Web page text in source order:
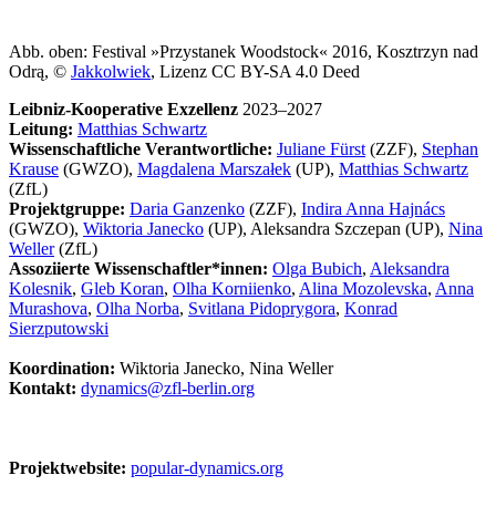
Abb. oben: Festival »Przystanek Woodstock« 2016, Kosztrzyn nad
Odrą, © Jakkolwiek, Lizenz CC BY-SA 4.0 Deed
Leibniz-Kooperative Exzellenz 2023–2027
Leitung: Matthias Schwartz
Wissenschaftliche Verantwortliche: Juliane Fürst (ZZF), Stephan
Krause (GWZO), Magdalena Marszałek (UP), Matthias Schwartz
(ZfL)
Projektgruppe: Daria Ganzenko (ZZF), Indira Anna Hajnács
(GWZO), Wiktoria Janecko (UP), Aleksandra Szczepan (UP), Nina
Weller(ZfL)
Assoziierte Wissenschaftler*innen: Olga Bubich, Aleksandra
Kolesnik, Gleb Koran, Olha Korniienko, Alina Mozolevska, Anna
Murashova, Olha Norba, Svitlana Pidoprygora, Konrad
Sierzputowski
Koordination: Wiktoria Janecko, Nina Weller
Kontakt: dynamics@zfl-berlin.org
Projektwebsite: popular-dynamics.org